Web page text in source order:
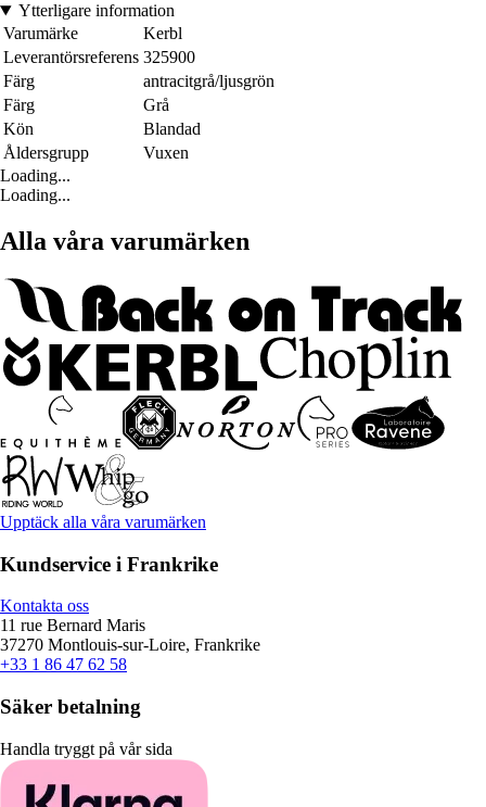
Ytterligare information
Varumärke
Kerbl
Leverantörsreferens 325900
Färg
antracitgrå/ljusgrön
Färg
Grå
Kön
Blandad
Åldersgrupp
Vuxen
Loading...
Loading...
Alla våra varumärken
Upptäck alla våra varumärken
Kundservice i Frankrike
Kontakta oss
11 rue Bernard Maris
37270 Montlouis-sur-Loire, Frankrike
+33 1 86 47 62 58
Säker betalning
Handla tryggt på vår sida